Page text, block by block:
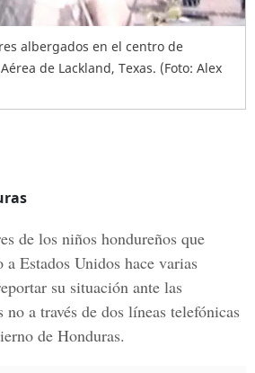
albergados en el centro de
de Lackland, Texas. (Foto: Alex
de los niños hondureños que
Estados Unidos hace varias
su situación ante las
no a través de dos líneas telefónicas
de Honduras.